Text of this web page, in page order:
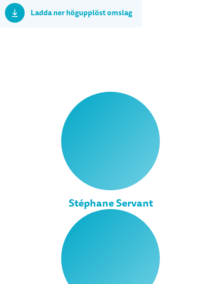
Ladda ner högupplöst omslag
Stéphane Servant